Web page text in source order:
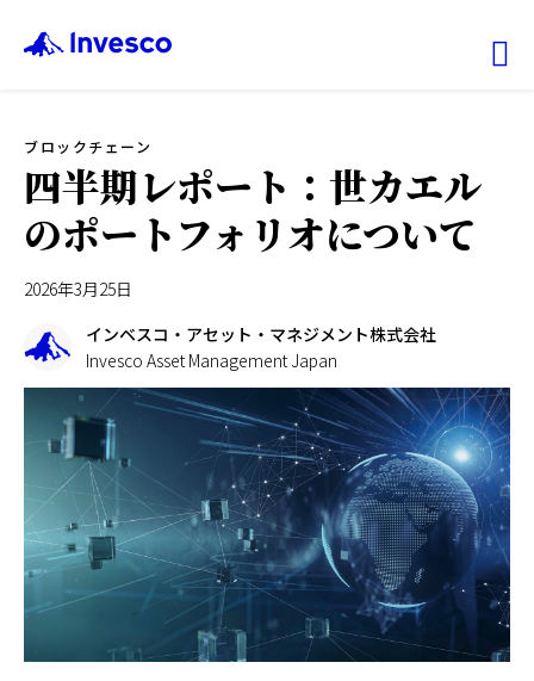
ファンド情報
マーケット情報
会社情報
機関投資家
日本
ブロックチェーン
四半期レポート：世カエル
のポートフォリオについて
2026年3月25日
インベスコ・アセット・マネジメント株式会社
Invesco Asset Management Japan